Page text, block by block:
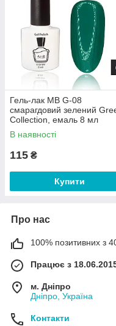
Гель-лак MB G-08
смарагдовий зелений
Collection, емаль 8 мл
В наявності
115 ₴
Купити
Про нас
100% позитивних з 40
Працює з
м. Дніпро
Дніпро, Україна
Контакти